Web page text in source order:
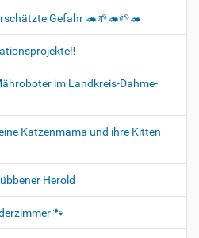
Gefahr 🦔🌱🦔🌱🦔
im Landkreis-Dahme-
Katzenmama und ihre Kitten
Herold
🐾